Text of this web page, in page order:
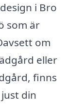
i Bro
som är
om
eller
finns
din